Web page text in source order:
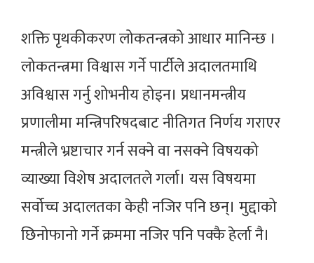
शक्ति पृथकीकरण लोकतन्त्रको आधार मानिन्छ ।
लोकतन्त्रमा विश्वास गर्ने पार्टीले अदालतमाथि
अविश्वास गर्नु शोभनीय होइन। प्रधानमन्त्रीय
प्रणालीमा मन्त्रिपरिषदबाट नीतिगत निर्णय गराएर
मन्त्रीले भ्रष्टाचार गर्न सक्ने वा नसक्ने विषयको
व्याख्या विशेष अदालतले गर्ला। यस विषयमा
सर्वोच्च अदालतका केही नजिर पनि छन्। मुद्दाको
छिनोफानो गर्ने क्रममा नजिर पनि पक्कै हेर्ला नै।